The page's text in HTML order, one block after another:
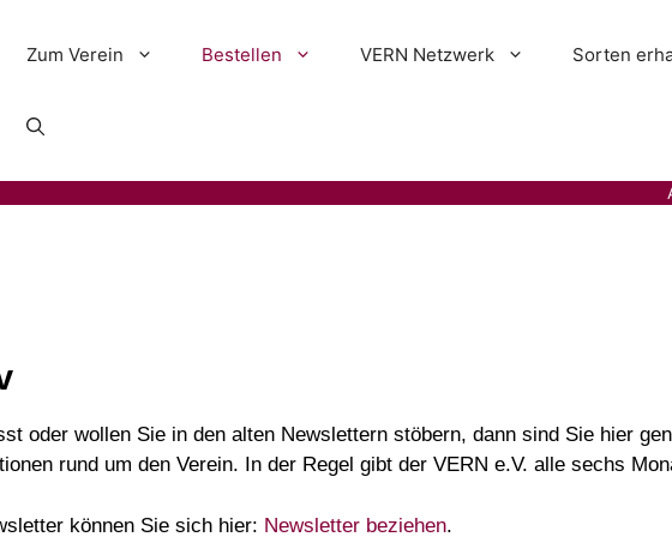
Zum Verein Bestellen VERN Netzwerk Sorten
oder wollen Sie in den alten Newslettern stöbern, dann sind Sie hier
rund um den Verein. In der Regel gibt der VERN e.V. alle sechs
können Sie sich hier: Newsletter beziehen.